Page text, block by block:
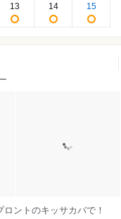
13 14 15
ントのキッサカバで！